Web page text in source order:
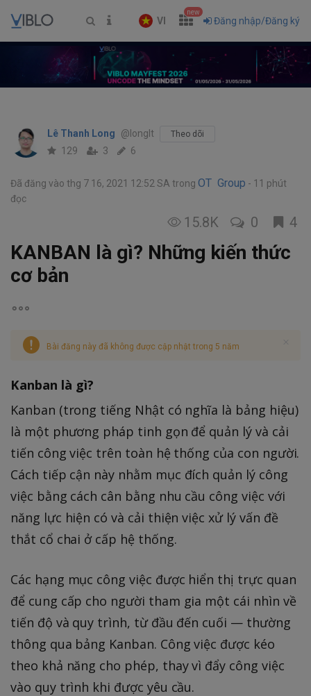
VI
new
Đăng nhập/Đăng ký
Lê Thanh Long @longlt Theo dõi
129 3 6
Đã đăng vào thg 7 16, 2021 12:52 SA trong OT Group
11 phút
đọc
15.8K 0 4
KANBAN là gì? Những kiến thức
cơ bản
Bài đăng này đã không được cập nhật trong 5 năm
Kanban là gì?
Kanban (trong tiếng Nhật có nghĩa là bảng hiệu)
là một phương pháp tinh gọn để quản lý và cải
tiến công việc trên toàn hệ thống của con người.
Cách tiếp cận này nhằm mục đích quản lý công
việc bằng cách cân bằng nhu cầu công việc với
năng lực hiện có và cải thiện việc xử lý vấn đề
thắt cổ chai ở cấp hệ thống.
Các hạng mục công việc được hiển thị trực quan
để cung cấp cho người tham gia một cái nhìn về
tiến độ và quy trình, từ đầu đến cuối — thường
thông qua bảng Kanban. Công việc được kéo
theo khả năng cho phép, thay vì đẩy công việc
vào quy trình khi được yêu cầu.